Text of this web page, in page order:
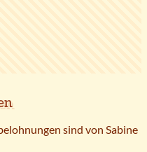
sind von Sabine